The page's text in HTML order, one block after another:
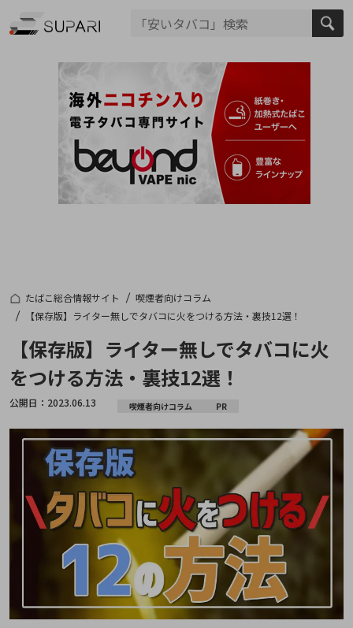
たばこ総合情報サイト
喫煙者向けコラム
【保存版】ライター無しでタバコに火をつける方法・裏技12選！
【保存版】ライター無しでタバコに火
をつける方法・裏技12選！
公開日： 2023.06.13 喫煙者向けコラム PR